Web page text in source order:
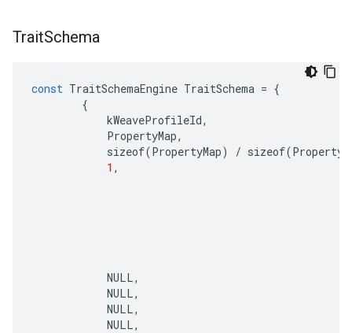
TraitSchema
const TraitSchemaEngine TraitSchema = {
{
kWeaveProfileId,
PropertyMap,
sizeof(PropertyMap) / sizeof(
1 ,
NULL,
NULL,
NULL,
NULL,